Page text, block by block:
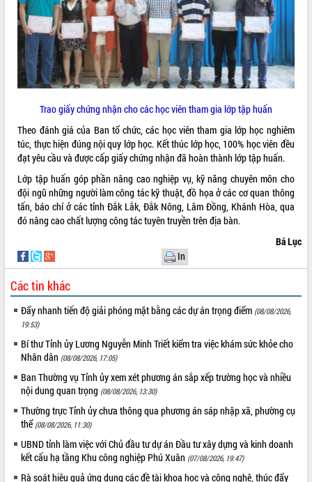
VIDEO
Không có file video nào để phát.
LIÊN KẾT WEB
THỐNG KÊ TRUY CẬP
Hôm nay:
24334
Trao giấy chứng nhận cho các học viên tham gia lớp tập huấn
Theo đánh giá của Ban tổ chức, các học viên tham gia lớp học nghiêm
túc, thực hiện đúng nội quy lớp học. Kết thúc lớp học, 100% học viên đều
đạt yêu cầu và được cấp giấy chứng nhận đã hoàn thành lớp tập huấn.
Lớp tập huấn góp phần nâng cao nghiệp vụ, kỹ năng chuyên môn cho
đội ngũ những người làm công tác kỹ thuật, đồ họa ở các cơ quan thông
tấn, báo chí ở các tỉnh Đắk Lắk, Đắk Nông, Lâm Đồng, Khánh Hòa, qua
đó nâng cao chất lượng công tác tuyên truyền trên địa bàn.
Bá Lục
In
Các tin khác
Đẩy nhanh tiến độ giải phóng mặt bằng các dự án trọng điểm (08/08/2026,
19:53)
Bí thư Tỉnh ủy Lương Nguyễn Minh Triết kiểm tra việc khám sức khỏe cho
Nhân dân (08/08/2026, 17:05)
Ban Thường vụ Tỉnh ủy xem xét phương án sắp xếp trường học và nhiều
nội dung quan trọng (08/08/2026, 13:30)
Thường trực Tỉnh ủy chưa thông qua phương án sáp nhập xã, phường cụ
thể (08/08/2026, 11:30)
UBND tỉnh làm việc với Chủ đầu tư dự án Đầu tư xây dựng và kinh doanh
kết cấu hạ tầng Khu công nghiệp Phú Xuân (07/08/2026, 19:47)
Rà soát hiệu quả ứng dụng các đề tài khoa học và công nghệ, thúc đẩy